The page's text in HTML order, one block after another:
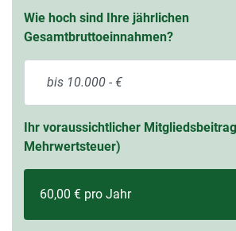
Wie hoch sind Ihre jährlichen
Gesamtbruttoeinnahmen?
Ihr voraussichtlicher
Mehrwertsteuer)
60,00 € pro Jahr